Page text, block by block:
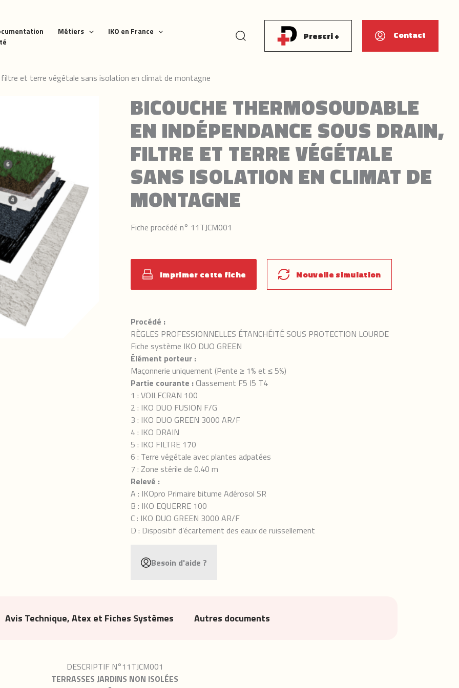
Métiers
IKO en France
Rechercher
Prescri + Contact
et terre végétale sans isolation en climat de montagne
BICOUCHE THERMOSOUDABLE
EN INDÉPENDANCE SOUS DRAIN,
FILTRE ET TERRE VÉGÉTALE
SANS ISOLATION EN CLIMAT DE
MONTAGNE
Fiche procédé n° 11TJCM001
Imprimer cette fiche Nouvelle simulation
Procédé :
RÈGLES PROFESSIONNELLES ÉTANCHÉITÉ SOUS PROTECTION LOURDE
Fiche système IKO DUO GREEN
Élément porteur :
Maçonnerie uniquement (Pente ≥ 1% et ≤ 5%)
Partie courante : Classement F5 I5 T4
1 : VOILECRAN 100
2 : IKO DUO FUSION F/G
3 : IKO DUO GREEN 3000 AR/F
4 : IKO DRAIN
5 : IKO FILTRE 170
6 : Terre végétale avec plantes adpatées
7 : Zone stérile de 0.40 m
Relevé :
A : IKOpro Primaire bitume Adérosol SR
B : IKO EQUERRE 100
C : IKO DUO GREEN 3000 AR/F
D : Dispositif d’écartement des eaux de ruissellement
Besoin d'aide ?
Avis Technique, Atex et Fiches Systèmes Autres documents
DESCRIPTIF N°11TJCM001
TERRASSES JARDINS NON ISOLÉES